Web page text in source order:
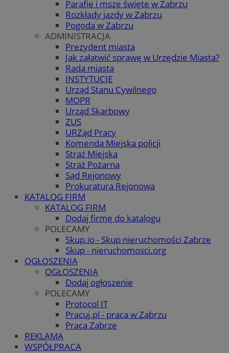
Parafie i msze święte w Zabrzu
Rozkłady jazdy w Zabrzu
Pogoda w Zabrzu
ADMINISTRACJA
Prezydent miasta
Jak załatwić sprawę w Urzędzie Miasta?
Rada miasta
INSTYTUCJE
Urząd Stanu Cywilnego
MOPR
Urząd Skarbowy
ZUS
URZąd Pracy
Komenda Miejska policji
Straż Miejska
Straż Pożarna
Sąd Rejonowy
Prokuratura Rejonowa
KATALOG FIRM
KATALOG FIRM
Dodaj firmę do katalogu
POLECAMY
Skup.io - Skup nieruchomości Zabrze
Skup - nieruchomosci.org
OGŁOSZENIA
OGŁOSZENIA
Dodaj ogłoszenie
POLECAMY
Protocol IT
Pracuj.pl - praca w Zabrzu
Praca Zabrze
REKLAMA
WSPÓŁPRACA